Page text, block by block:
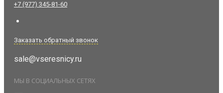
+7 (977) 345-81-60
Заказать обратный звонок
sale@vseresnicy.ru
МЫ В СОЦИАЛЬНЫХ СЕТЯХ